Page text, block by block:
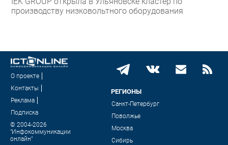
производству низковольтного оборудования
О проекте
Контакты
Реклама
Подписка
© 2004-2026
"Инфокоммуникации
онлайн"
РЕГИОНЫ
Санкт-Петербург
Поволжье
Москва
Сибирь